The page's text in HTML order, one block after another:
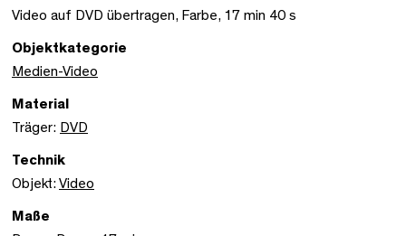
Video auf DVD übertragen, Farbe, 17 min 40 s
Objektkategorie
Medien-Video
Material
Träger: DVD
Technik
Objekt:Video
Maße